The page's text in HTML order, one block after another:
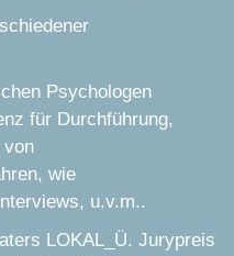
Psychologen
für Durchführung,
von
wie
u.v.m..
LOKAL_Ü. Jurypreis